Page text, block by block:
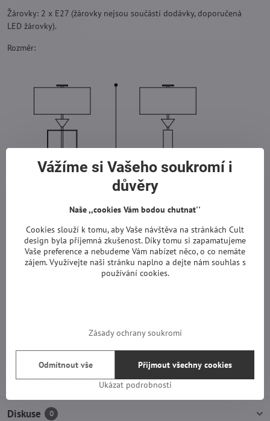
Žárovky: 2 x E27 (žárovky nejsou součástí dodávky, doporučená
LED žárovky).
Rozměr:
Více z kategorie Světla Stojací lampy
Diskuse 0
Vážíme si Vašeho soukromí i
důvěry
Naše ,,cookies Vám bodou chutnat''
Cookies slouží k tomu, aby Vaše návštěva na stránkách Cult
design byla příjemná zkušenost. Díky tomu si zapamatujeme
Vaše preference a nebudeme Vám nabízet něco, o co nemáte
zájem. Využívejte naši stránku naplno a dejte nám souhlas s
používání cookies.
Zásady ochrany soukromí
Ukázat podrobnosti
Přijmout všechny cookies
Odmítnout vše